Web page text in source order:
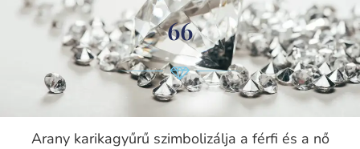
66
Arany karikagyűrű szimbolizálja a férfi és a nő